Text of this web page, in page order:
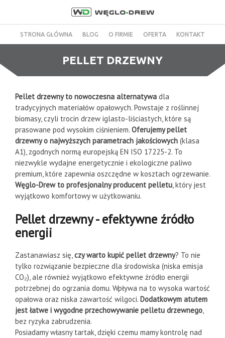
STRONA GŁÓWNA BLOG O FIRMIE OFERTA KONTAKT
PELLET DRZEWNY
Pellet drzewny to nowoczesna alternatywa dla
tradycyjnych materiałów opałowych. Powstaje z roślinnej
biomasy, czyli trocin drzew iglasto-liściastych, które są
prasowane pod wysokim ciśnieniem. Oferujemy pellet
drzewny o najwyższych parametrach jakościowych (klasa
A1), zgodnych normą europejską EN ISO 17225-2. To
niezwykle wydajne energetycznie i ekologiczne paliwo
premium, które zapewnia oszczędne w kosztach ogrzewanie.
Węglo-Drew to profesjonalny producent pelletu, który jest
wyjątkowo komfortowy w użytkowaniu.
Pellet drzewny - efektywne źródło
energii
Zastanawiasz się,czy warto kupić pellet drzewny? To nie
tylko rozwiązanie bezpieczne dla środowiska (niska emisja
CO₂), ale również wyjątkowo efektywne źródło energii
potrzebnej do ogrzania domu. Wpływa na to wysoka wartość
opałowa oraz niska zawartość wilgoci. Dodatkowym atutem
jest łatwe i wygodne przechowywanie pelletu drzewnego,
bez ryzyka zabrudzenia.
Posiadamy własny tartak, dzięki czemu mamy kontrolę nad